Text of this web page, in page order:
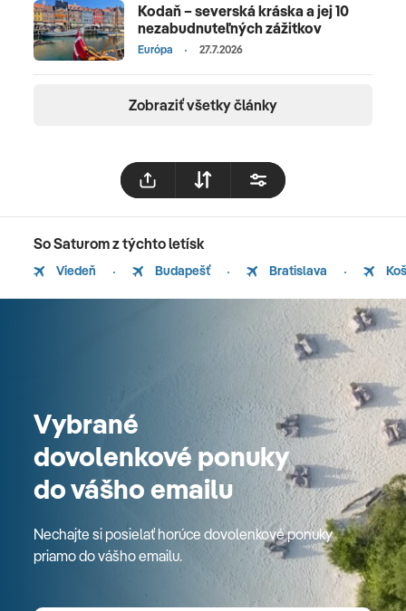
Kodaň – severská kráska a jej 10
nezabudnuteľných zážitkov
Európa 27.7.2026
Zobraziť všetky články
So Saturom z týchto letísk
Viedeň Budapešť Bratislava
Vybrané
dovolenkové ponuky
do vášho emailu
Nechajte si posielať horúce dovolenkové ponuky
priamo do vášho emailu.